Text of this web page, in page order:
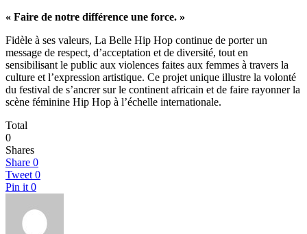
« Faire de notre différence une force. »
Fidèle à ses valeurs, La Belle Hip Hop continue de porter un
message de respect, d’acceptation et de diversité, tout en
sensibilisant le public aux violences faites aux femmes à travers la
culture et l’expression artistique. Ce projet unique illustre la volonté
du festival de s’ancrer sur le continent africain et de faire rayonner la
scène féminine Hip Hop à l’échelle internationale.
Total
0
Shares
Share 0
Tweet 0
Pin it 0